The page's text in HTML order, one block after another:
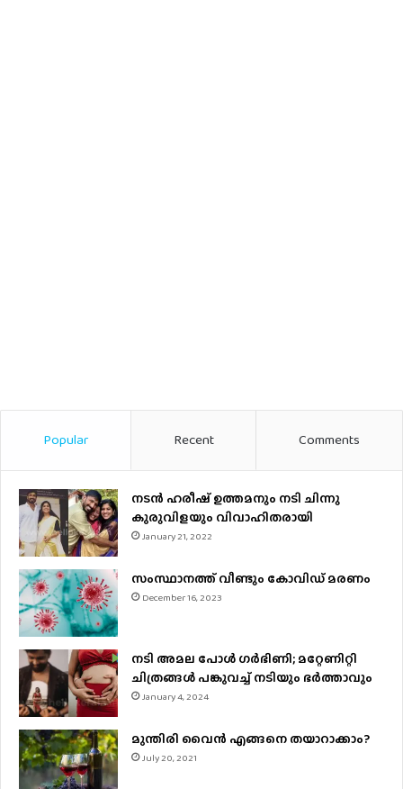
Popular Recent Comments
നടന്‍ ഹരീഷ് ഉത്തമനും നടി ചിന്നു
കുരുവിളയും വിവാഹിതരായി
January 21, 2022
സംസ്ഥാനത്ത് വീണ്ടും കോവിഡ് മരണം
December 16, 2023
നടി അമല പോൾ ​ഗർഭിണി; മറ്റേണിറ്റി
ചിത്രങ്ങള്‍ പങ്കുവച്ച് നടിയും ഭർത്താവും
January 4, 2024
മുന്തിരി വൈന്‍ എങ്ങനെ തയാറാക്കാം?
July 20, 2021